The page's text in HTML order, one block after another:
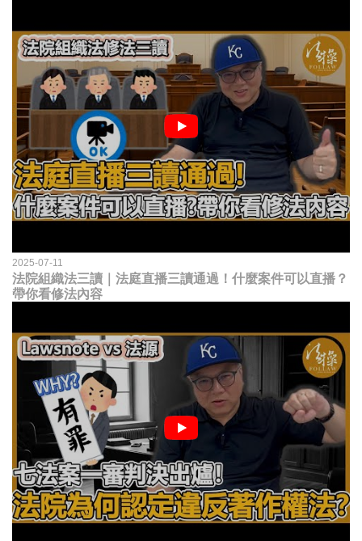
2025-07-11
法院組織法三讀｜法庭直播三讀通過！什麼案件可以直播？
帶你看修法內容